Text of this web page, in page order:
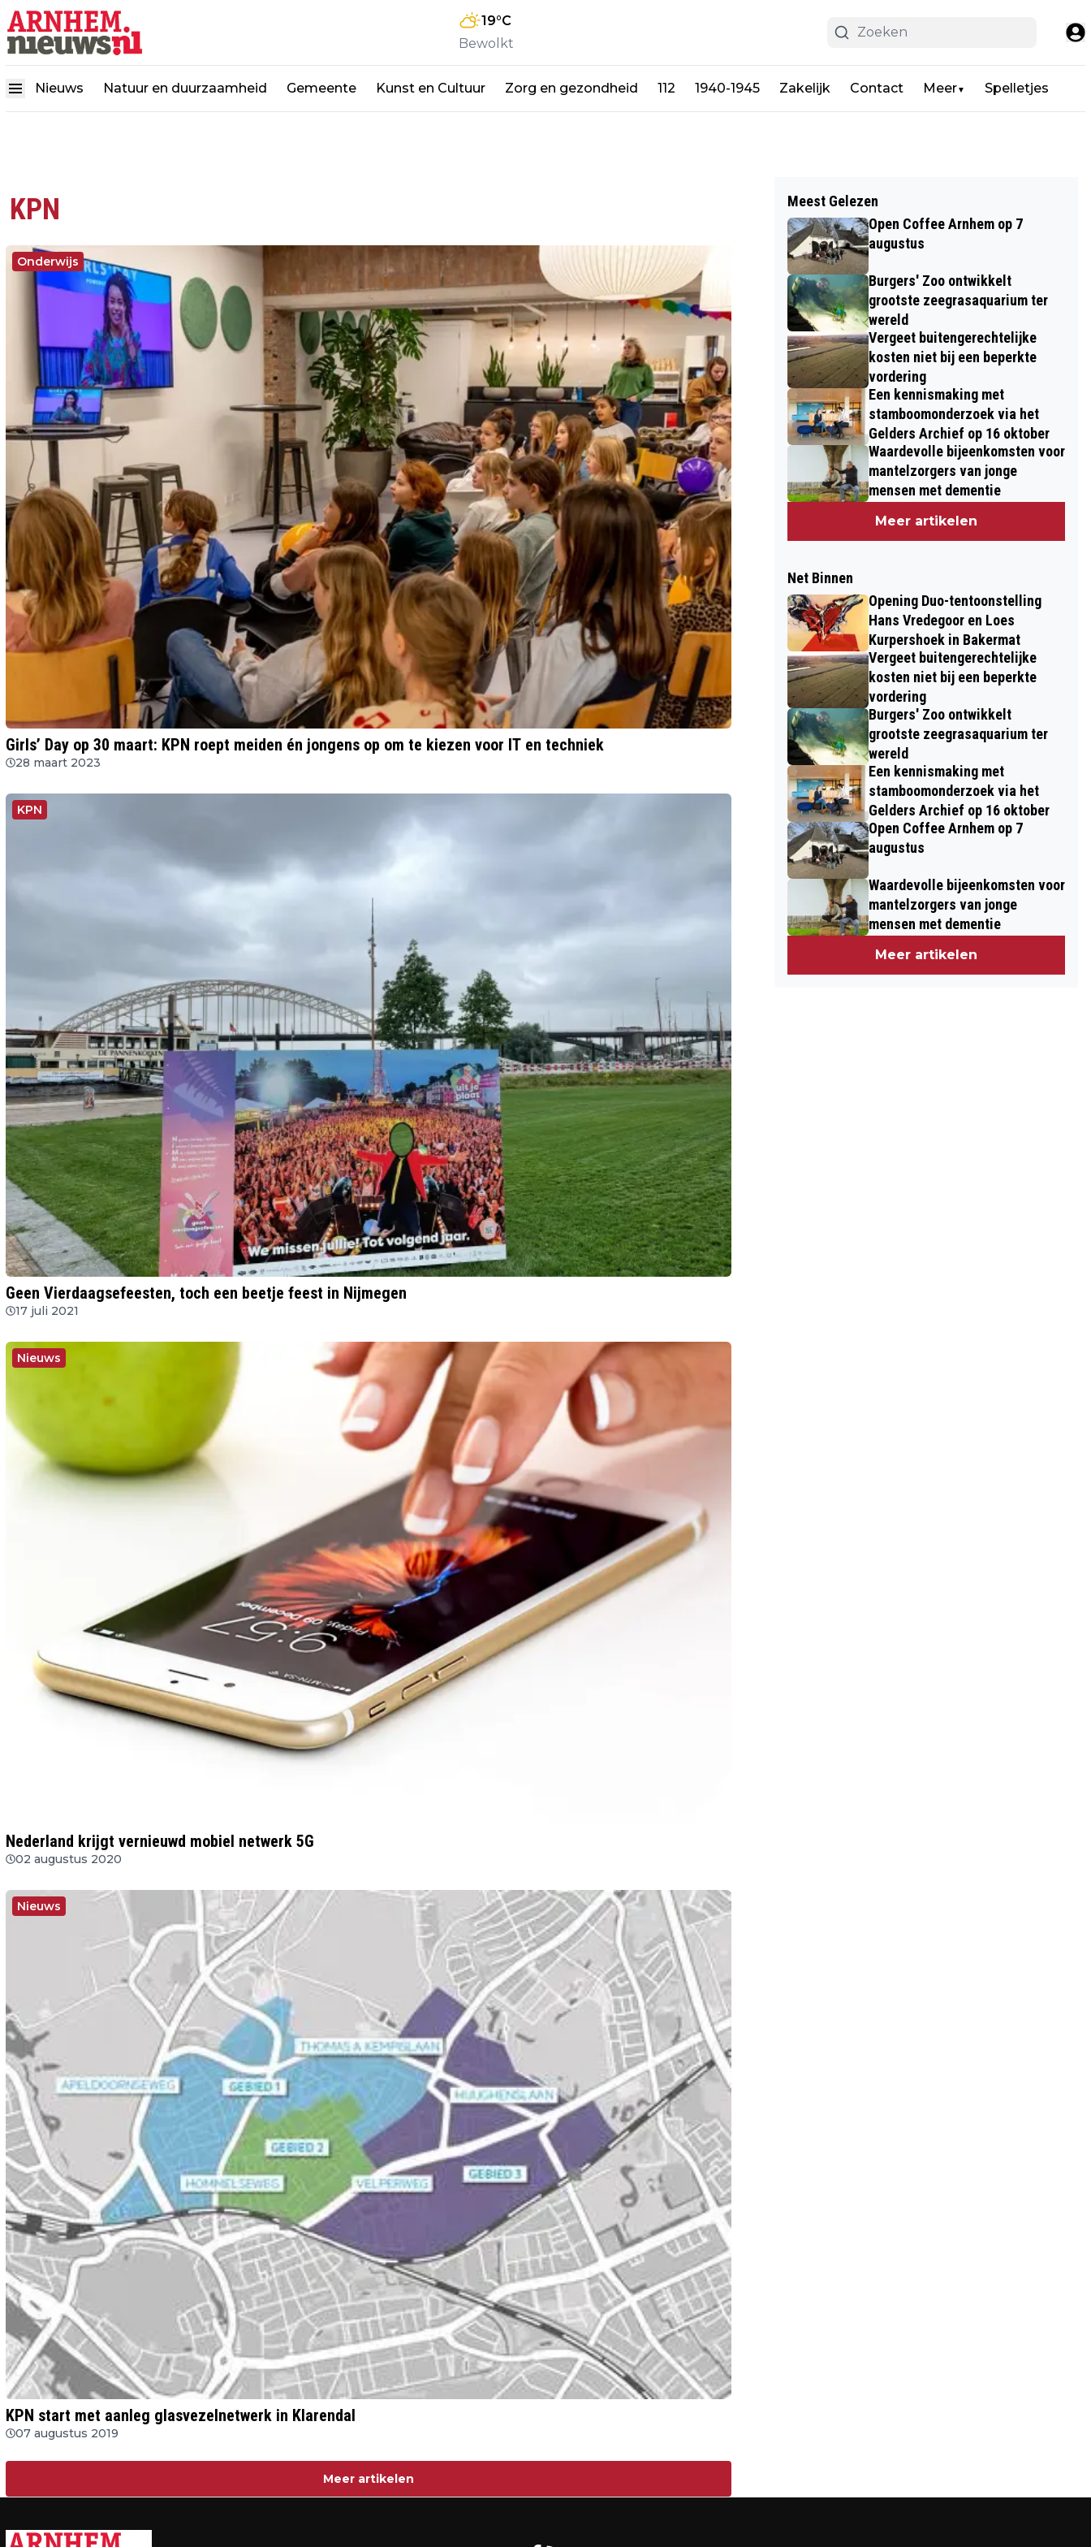
19°C
Bewolkt
Nieuws Natuur en duurzaamheid Gemeente Kunst en Cultuur Zorg en gezondheid 112 1940-1945 Zakelijk Contact Meer▼ Spelletjes
KPN
Onderwijs
Girls’ Day op 30 maart: KPN roept meiden én jongens op om te kiezen voor IT en techniek
28 maart 2023
KPN
Geen Vierdaagsefeesten, toch een beetje feest in Nijmegen
17 juli 2021
Nieuws
Nederland krijgt vernieuwd mobiel netwerk 5G
02 augustus 2020
Nieuws
KPN start met aanleg glasvezelnetwerk in Klarendal
07 augustus 2019
Meer artikelen
Meest Gelezen
Open Coffee Arnhem op 7
augustus
Burgers' Zoo ontwikkelt
grootste zeegrasaquarium ter
wereld
Vergeet buitengerechtelijke
kosten niet bij een beperkte
vordering
Een kennismaking met
stamboomonderzoek via het
Gelders Archief op 16 oktober
Waardevolle bijeenkomsten voor
mantelzorgers van jonge
mensen met dementie
Meer artikelen
Net Binnen
Opening Duo-tentoonstelling
Hans Vredegoor en Loes
Kurpershoek in Bakermat
Vergeet buitengerechtelijke
kosten niet bij een beperkte
vordering
Burgers' Zoo ontwikkelt
grootste zeegrasaquarium ter
wereld
Een kennismaking met
stamboomonderzoek via het
Gelders Archief op 16 oktober
Open Coffee Arnhem op 7
augustus
Waardevolle bijeenkomsten voor
mantelzorgers van jonge
mensen met dementie
Meer artikelen